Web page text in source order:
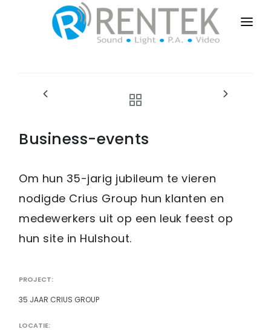
PRIVATE-EVENTS
CONTACT
Business-events
Om hun 35-jarig jubileum te vieren
nodigde Crius Group hun klanten en
medewerkers uit op een leuk feest op
hun site in Hulshout.
PROJECT:
35 JAAR CRIUS GROUP
LOCATIE: